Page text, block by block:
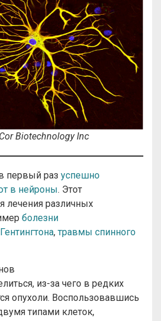
Biotechnology Inc
первый раз успешно
в нейроны. Этот
лечения различных
болезни
, травмы спинного
из-за чего в редких
опухоли. Воспользовавшись
типами клеток,